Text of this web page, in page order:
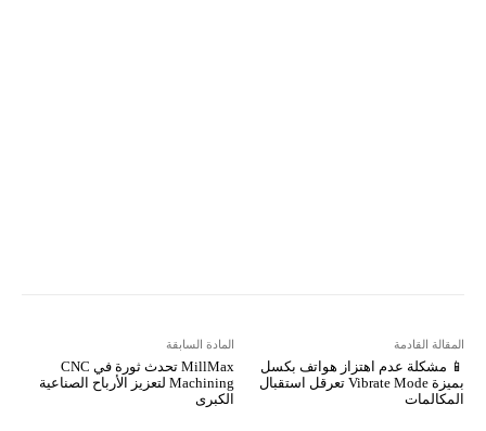
المادة السابقة
MillMax تحدث ثورة في CNC
Machining لتعزيز الأرباح الصناعية
الكبرى
المقالة القادمة
📱 مشكلة عدم اهتزاز هواتف بكسل
بميزة Vibrate Mode تعرقل استقبال
المكالمات